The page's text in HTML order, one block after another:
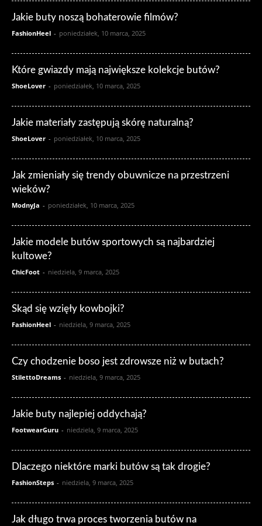
Jakie buty noszą bohaterowie filmów?
FashionHeel - poniedziałek, 10 marca, 2025
Które gwiazdy mają największe kolekcje butów?
ShoeLover - poniedziałek, 10 marca, 2025
Jakie materiały zastępują skórę naturalną?
ShoeLover - poniedziałek, 10 marca, 2025
Jak zmieniały się trendy obuwnicze na przestrzeni
wieków?
ModnyJa - poniedziałek, 10 marca, 2025
Jakie modele butów sportowych są najbardziej
kultowe?
ChicFoot - niedziela, 9 marca, 2025
Skąd się wzięły kowbojki?
FashionHeel - niedziela, 9 marca, 2025
Czy chodzenie boso jest zdrowsze niż w butach?
StilettoDreams - niedziela, 9 marca, 2025
Jakie buty najlepiej oddychają?
FootwearGuru - niedziela, 9 marca, 2025
Dlaczego niektóre marki butów są tak drogie?
FashionSteps - niedziela, 9 marca, 2025
Jak długo trwa proces tworzenia butów na